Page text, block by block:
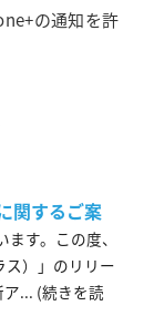
の通知を許
関するご案
す。この度、
ス）」のリリー
... (続きを読